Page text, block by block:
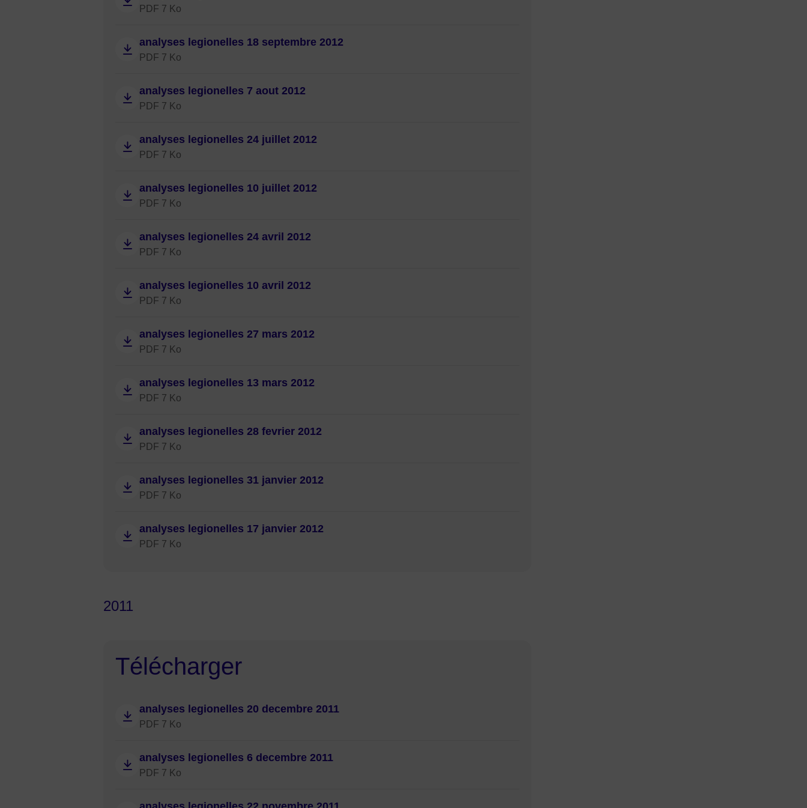
PDF 7 Ko
analyses legionelles 18 septembre 2012
PDF 7 Ko
analyses legionelles 7 aout 2012
PDF 7 Ko
analyses legionelles 24 juillet 2012
PDF 7 Ko
analyses legionelles 10 juillet 2012
PDF 7 Ko
analyses legionelles 24 avril 2012
PDF 7 Ko
analyses legionelles 10 avril 2012
PDF 7 Ko
analyses legionelles 27 mars 2012
PDF 7 Ko
analyses legionelles 13 mars 2012
PDF 7 Ko
analyses legionelles 28 fevrier 2012
PDF 7 Ko
analyses legionelles 31 janvier 2012
PDF 7 Ko
analyses legionelles 17 janvier 2012
PDF 7 Ko
2011
Télécharger
analyses legionelles 20 decembre 2011
PDF 7 Ko
analyses legionelles 6 decembre 2011
PDF 7 Ko